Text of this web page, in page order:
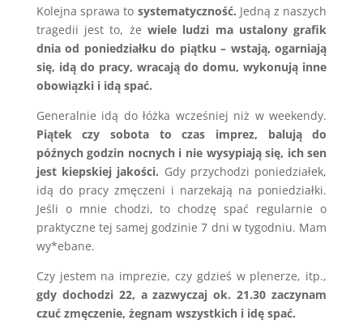
Kolejna sprawa to systematyczność. Jedną z naszych
tragedii jest to, że wiele ludzi ma ustalony grafik
dnia od poniedziałku do piątku – wstają, ogarniają
się, idą do pracy, wracają do domu, wykonują inne
obowiązki i idą spać.
Generalnie idą do łóżka wcześniej niż w weekendy.
Piątek czy sobota to czas imprez, balują do
późnych godzin nocnych i nie wysypiają się, ich sen
jest kiepskiej jakości. Gdy przychodzi poniedziałek,
idą do pracy zmęczeni i narzekają na poniedziałki.
Jeśli o mnie chodzi, to chodzę spać regularnie o
praktyczne tej samej godzinie 7 dni w tygodniu. Mam
wy*ebane.
Czy jestem na imprezie, czy gdzieś w plenerze, itp.,
gdy dochodzi 22, a zazwyczaj ok. 21.30 zaczynam
czuć zmęczenie, żegnam wszystkich i idę spać.